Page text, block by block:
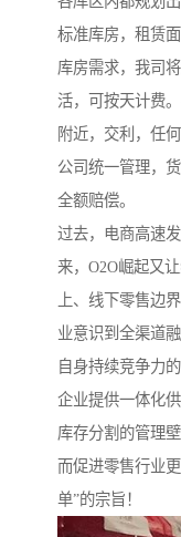
标准库房，租赁
库房需求，我司
活，可按天计费
附近，交利，任
公司统一管理，
全额赔偿。
过去，电商高速
来，O2O崛起又
上、线下零售边
业意识到全渠道
自身持续竞争力
企业提供一体化
库存分割的管理
而促进零售行业
单”的宗旨！